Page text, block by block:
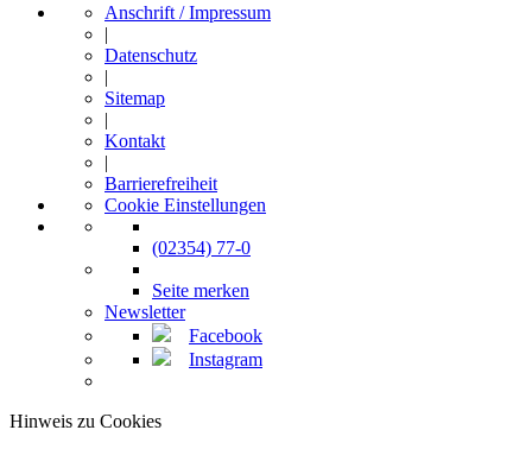
Anschrift / Impressum
|
Datenschutz
|
Sitemap
|
Kontakt
|
Barrierefreiheit
Cookie Einstellungen
(02354) 77-0
Seite merken
Newsletter
Facebook
Instagram
Hinweis zu Cookies